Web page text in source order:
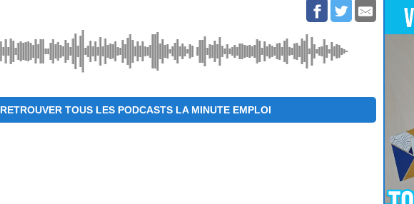
RETROUVER TOUS LES PODCASTS LA MINUTE EMPLOI